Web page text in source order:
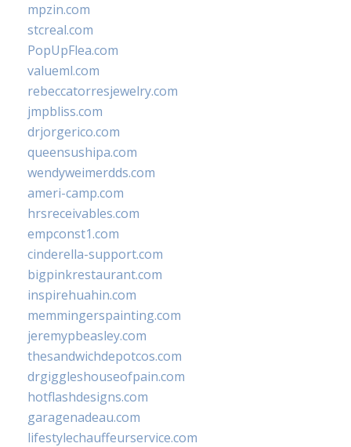
mpzin.com
stcreal.com
PopUpFlea.com
valueml.com
rebeccatorresjewelry.com
jmpbliss.com
drjorgerico.com
queensushipa.com
wendyweimerdds.com
ameri-camp.com
hrsreceivables.com
empconst1.com
cinderella-support.com
bigpinkrestaurant.com
inspirehuahin.com
memmingerspainting.com
jeremypbeasley.com
thesandwichdepotcos.com
drgiggleshouseofpain.com
hotflashdesigns.com
garagenadeau.com
lifestylechauffeurservice.com